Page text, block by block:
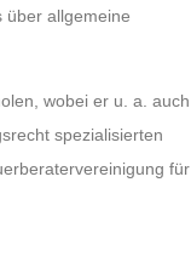
über allgemeine
wobei er u. a. auch
spezialisierten
für